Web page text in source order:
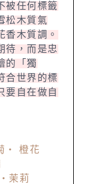
被任何標籤
松木質氣
香木質調。
待，而是忠
的「獨
合世界的標
要自在做自
・ 橙花
茉莉